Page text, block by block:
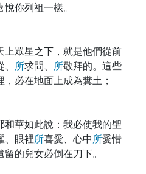
你列祖一樣。
上眾星之下，就是他們從前
所求問、 所敬拜的。這些
必在地面上成為糞土；
和華如此說：我必使我的聖
、眼裡所喜愛、心中所愛惜
留的兒女必倒在刀下。